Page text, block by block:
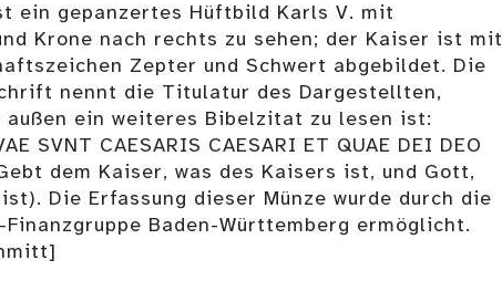
ein gepanzertes Hüftbild Karls V. mit
Krone nach rechts zu sehen; der Kaiser ist mit
Zepter und Schwert abgebildet. Die
nennt die Titulatur des Dargestellten,
außen ein weiteres Bibelzitat zu lesen ist:
SVNT CAESARIS CAESARI ET QUAE DEI DEO
dem Kaiser, was des Kaisers ist, und Gott,
Die Erfassung dieser Münze wurde durch die
Finanzgruppe Baden-Württemberg ermöglicht.